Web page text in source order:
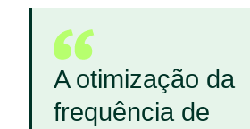
A otimização da
frequência de